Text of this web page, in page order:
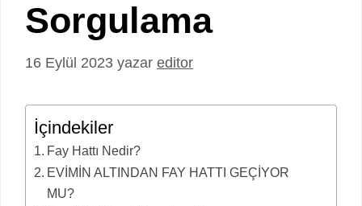
Sorgulama
16 Eylül 2023 yazar editor
İçindekiler
Fay Hattı Nedir?
EVİMİN ALTINDAN FAY HATTI GEÇİYOR
MU?